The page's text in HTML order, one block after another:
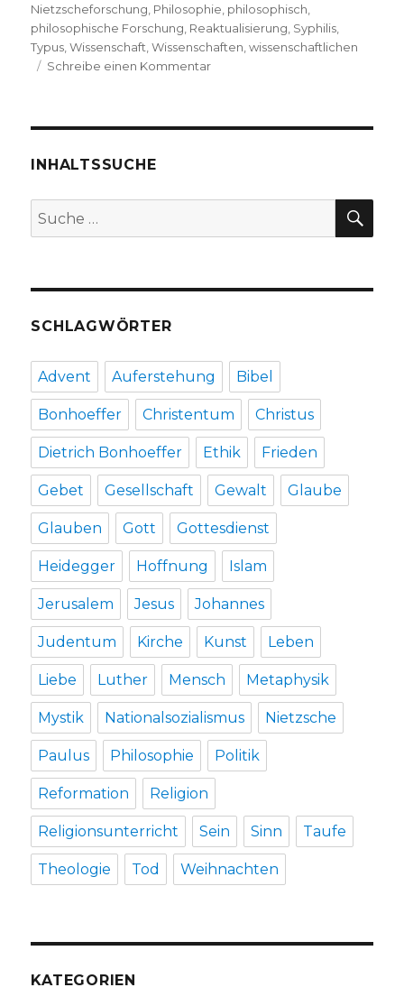
Nietzscheforschung Philosophie philosophisch
philosophische Forschung Reaktualisierung Syphilis
Typus ,Wissenschaft ,Wissenschaften ,wissenschaftlichen
Schreibe einen Kommentarzu
Christoph
Welver
INHALTSSUCHE
Suche
nach:
SCHLAGWÖRTER
Advent Auferstehung Bibel
Bonhoeffer Christentum Christus
Dietrich Bonhoeffer Ethik Frieden
Gebet Gesellschaft Gewalt Glaube
Glauben Gott Gottesdienst
Heidegger Hoffnung Islam
Jerusalem Jesus Johannes
Judentum Kirche Kunst Leben
Liebe Luther Mensch Metaphysik
Mystik Nationalsozialismus Nietzsche
Paulus Philosophie Politik
Reformation Religion
Religionsunterricht Sein Sinn Taufe
Theologie Tod Weihnachten
KATEGORIEN